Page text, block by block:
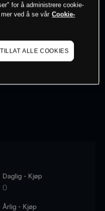
Daglig - Kjøp
0
Årlig - Kjøp
for å administrere cookie-
ved å se vår Cookie-
TILLAT ALLE COOKIES